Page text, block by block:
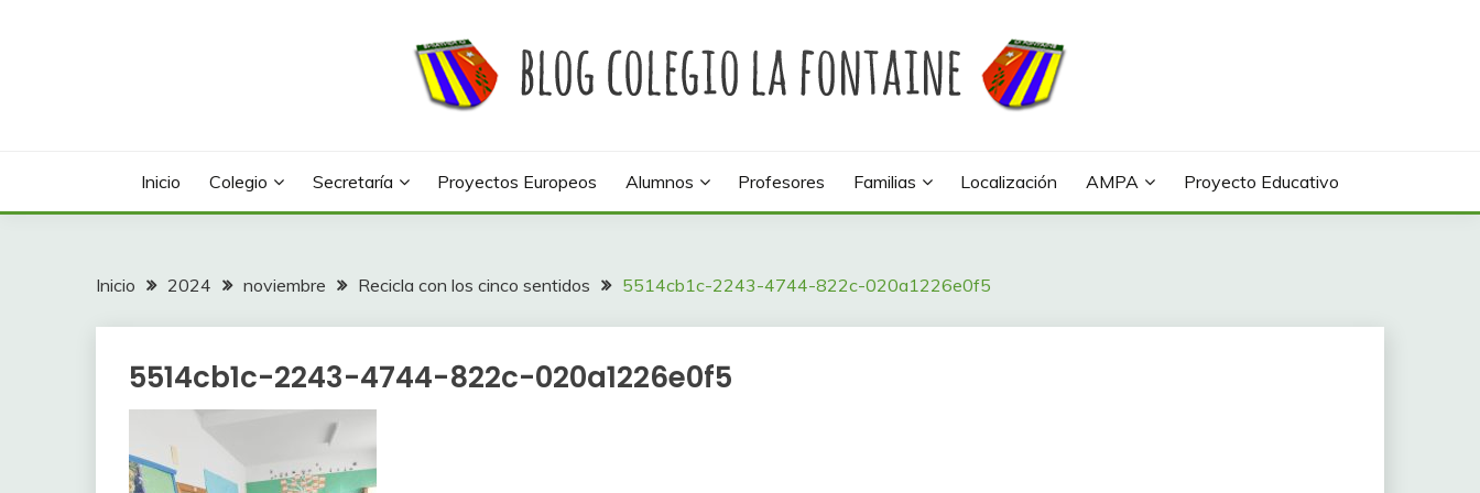
Inicio Colegio Secretaría Proyectos Europeos Alumnos Profesores Familias Localización AMPA Proyecto Educativo
Inicio 2024 noviembre Recicla con los cinco sentidos 5514cb1c-2243-4744-822c-020a1226e0f5
5514cb1c-2243-4744-822c-020a1226e0f5